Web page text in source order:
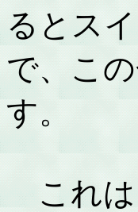
るとス
で、こ
す。
これは